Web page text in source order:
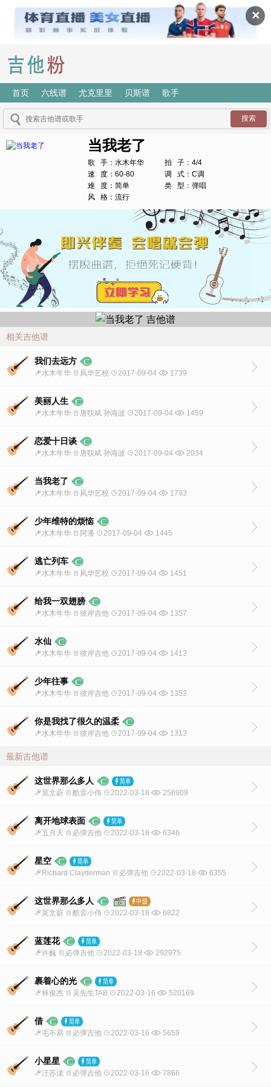
✕
首页 六线谱 尤克里里 贝斯谱 歌手
当我老了
歌 手：水木年华
拍 子：4/4
速 度：60-80
调 式：C调
难 度：简单
类 型：弹唱
风 格：流行
相关吉他谱
我们去远方
水木年华 风华艺校 2017-09-04 1739
美丽人生
水木年华 唐联斌 孙海波 2017-09-04 1459
恋爱十日谈
水木年华 唐联斌 孙海波 2017-09-04 2034
当我老了
水木年华 风华艺校 2017-09-04 1793
少年维特的烦恼
水木年华 阿潘 2017-09-04 1445
逃亡列车
水木年华 风华艺校 2017-09-04 1451
给我一双翅膀
水木年华 彼岸吉他 2017-09-04 1357
水仙
水木年华 彼岸吉他 2017-09-04 1413
少年往事
水木年华 彼岸吉他 2017-09-04 1353
你是我找了很久的温柔
水木年华 彼岸吉他 2017-09-04 1313
最新吉他谱
这世界那么多人
莫文蔚 酷音小伟 2022-03-18 256909
离开地球表面
五月天 必弹吉他 2022-03-18 6346
星空
Richard Clayderman 必弹吉他 2022-03-18 6355
这世界那么多人
莫文蔚 酷音小伟 2022-03-18 6822
蓝莲花
许巍 必弹吉他 2022-03-18 292975
裹着心的光
林俊杰 吴先生TAB 2022-03-16 520169
借
毛不易 必弹吉他 2022-03-16 5659
小星星
汪苏泷 必弹吉他 2022-03-16 7866